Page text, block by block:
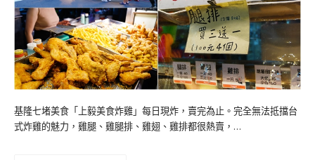
基隆七堵美食「上毅美食炸雞」每日現炸，賣完為止。完全無法抵擋台
式炸雞的魅力，雞腿、雞腿排、雞翅、雞排都很熱賣，…